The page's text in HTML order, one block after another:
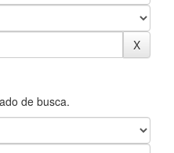
de busca.